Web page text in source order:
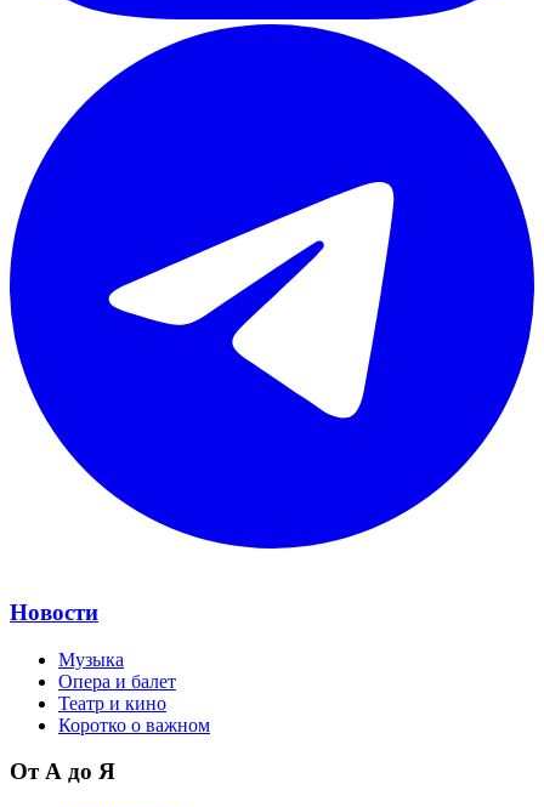
Новости
Музыка
Опера и балет
Театр и кино
Коротко о важном
От А до Я